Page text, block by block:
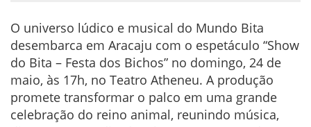
O universo lúdico e musical do Mundo Bita
desembarca em Aracaju com o espetáculo “Show
do Bita – Festa dos Bichos” no domingo, 24 de
maio, às 17h, no Teatro Atheneu. A produção
promete transformar o palco em uma grande
celebração do reino animal, reunindo música,